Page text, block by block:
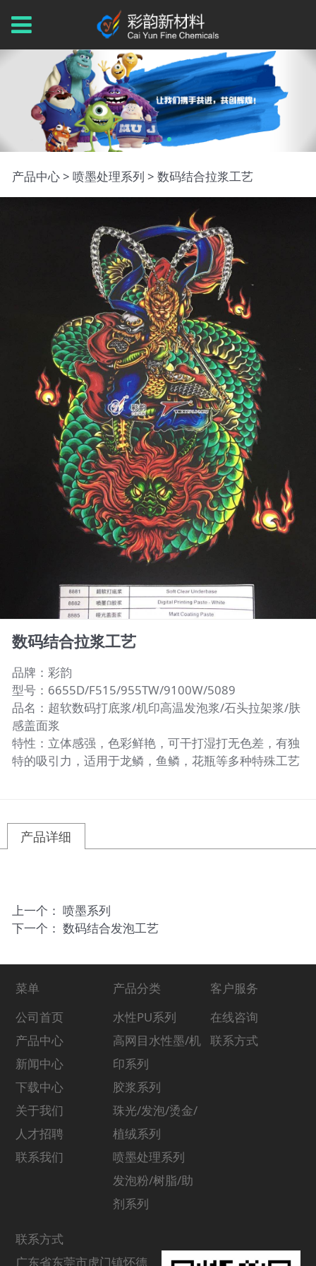
数码结合拉浆工艺
产品中心> 喷墨处理系列 > 数码结合拉浆工艺
数码结合拉浆工艺
品牌：彩韵
型号：6655D/F515/955TW/9100W/5089
品名：超软数码打底浆/机印高温发泡浆/石头拉架浆/肤
感盖面浆
特性：立体感强，色彩鲜艳，可干打湿打无色差，有独
特的吸引力，适用于龙鳞，鱼鳞，花瓶等多种特殊工艺
产品详细
上一个： 喷墨系列
下一个： 数码结合发泡工艺
菜单
公司首页
产品中心
新闻中心
下载中心
关于我们
人才招聘
联系我们
产品分类
水性PU系列
高网目水性墨/机
印系列
胶浆系列
珠光/发泡/烫金/
植绒系列
喷墨处理系列
发泡粉/树脂/助
剂系列
客户服务
在线咨询
联系方式
联系方式
广东省东莞市虎门镇怀德